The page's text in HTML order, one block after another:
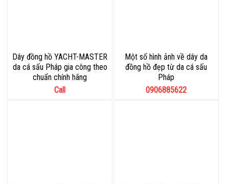
Dây đồng hồ YACHT-MASTER
da cá sấu Pháp gia công theo
chuẩn chính hãng
Call
Một số hình ảnh về dây da
đồng hồ đẹp từ da cá sấu
Pháp
0906885622